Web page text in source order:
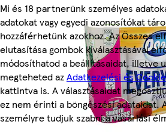
Mi és 18 partnerünk személyes
adatokat vagy egyedi azonosítókat
hozzáférhetünk azokhoz. Az Összes
elutasítása gombok kiválasztásával
módosíthatod a beállításaidat, illetve
megteheted azAdatkezelési és
kattintva is. A választásaidat
ez nem érinti a böngészési adataidat.
személyre tudjuk szabni a vásárlási